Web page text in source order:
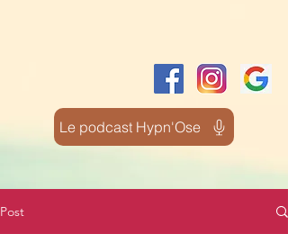
Le podcast Hypn'Ose
Post